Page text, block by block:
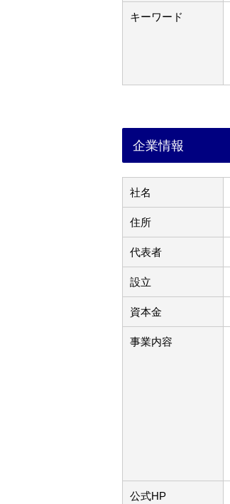
キーワード
企業情報
社名
住所
代表者
設立
資本金
事業内容
公式HP